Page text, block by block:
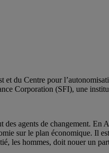
du Centre pour
Corporation (SFI), une
agents de changement.
sur le plan économique. Il
les hommes, doit nouer un